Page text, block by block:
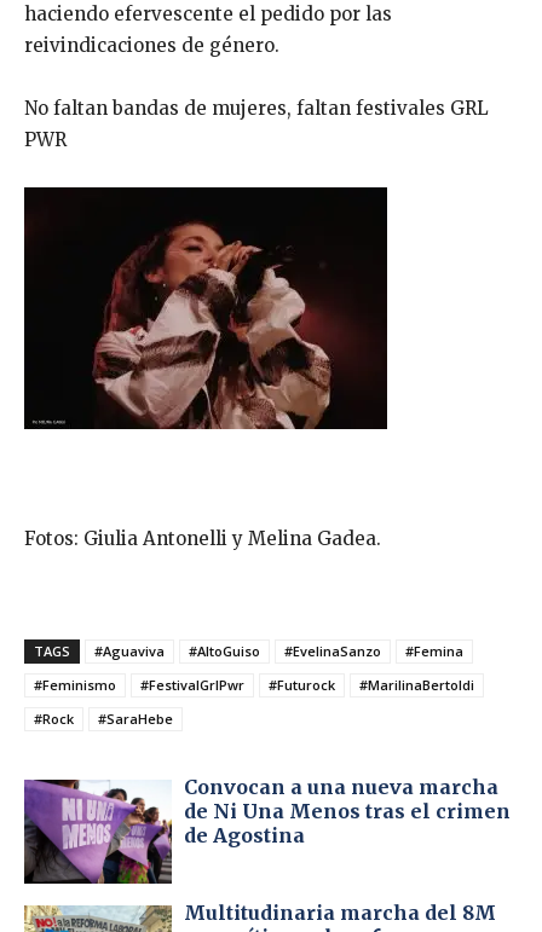
haciendo efervescente el pedido por las
reivindicaciones de género.
No faltan bandas de mujeres, faltan festivales GRL
PWR
Fotos: Giulia Antonelli y Melina Gadea.
TAGS #Aguaviva #AltoGuiso #EvelinaSanzo
#Femina
#Feminismo
#FestivalGrlPwr #Futurock
#MarilinaBertoldi
#Rock
#SaraHebe
Convocan a una nueva marcha
de Ni Una Menos tras el crimen
de Agostina
Multitudinaria marcha del 8M